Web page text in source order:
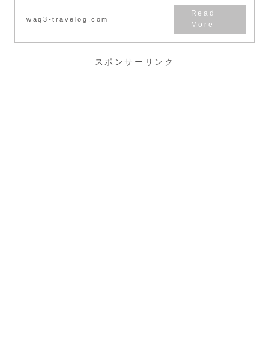
waq3-travelog.com
スポンサーリンク